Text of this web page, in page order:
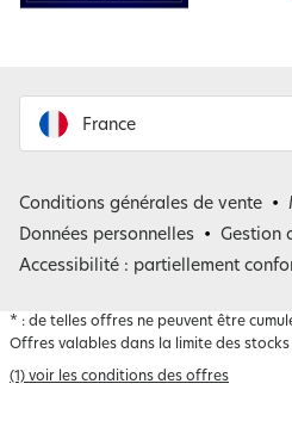
France
Belgique
Conditions générales de vente
Données personnelles
Gestion
Accessibilité : partiellement
* : de telles offres ne peuvent être
Offres valables dans la limite des
(1) voir les conditions des offres